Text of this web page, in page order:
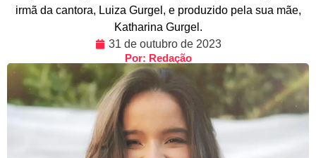
irmã da cantora, Luiza Gurgel, e produzido pela sua mãe,
Katharina Gurgel.
31 de outubro de 2023
Por: Redação